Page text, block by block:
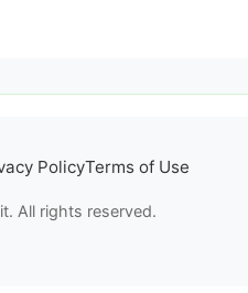
PolicyTerms of Use
All rights reserved.